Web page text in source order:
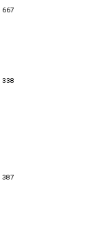
667
338
387